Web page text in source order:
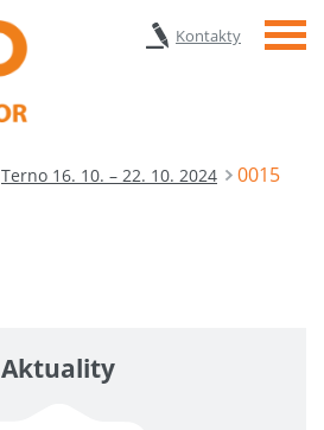
Kontakty Menu
Terno 16. 10. – 22. 10. 2024 0015
Aktuality